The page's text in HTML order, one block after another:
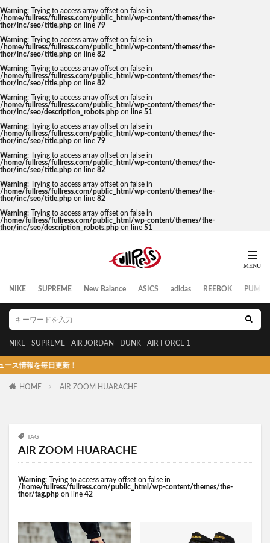
Warning: Trying to access array offset on false in
/home/fullress/fullress.com/public_html/wp-content/themes/the-
thor/inc/seo/title.php on line 79
Warning: Trying to access array offset on false in
/home/fullress/fullress.com/public_html/wp-content/themes/the-
thor/inc/seo/title.php on line 82
Warning: Trying to access array offset on false in
/home/fullress/fullress.com/public_html/wp-content/themes/the-
thor/inc/seo/title.php on line 82
Warning: Trying to access array offset on false in
/home/fullress/fullress.com/public_html/wp-content/themes/the-
thor/inc/seo/description_robots.php on line 51
Warning: Trying to access array offset on false in
/home/fullress/fullress.com/public_html/wp-content/themes/the-
thor/inc/seo/title.php on line 79
Warning: Trying to access array offset on false in
/home/fullress/fullress.com/public_html/wp-content/themes/the-
thor/inc/seo/title.php on line 82
Warning: Trying to access array offset on false in
/home/fullress/fullress.com/public_html/wp-content/themes/the-
thor/inc/seo/title.php on line 82
Warning: Trying to access array offset on false in
/home/fullress/fullress.com/public_html/wp-content/themes/the-
thor/inc/seo/description_robots.php on line 51
NIKE SUPREME New Balance ASICS adidas REEBOK PUMA
NIKE SUPREME AIR JORDAN DUNK AIR FORCE 1
を毎日更新！
HOME AIR ZOOM HUARACHE
TAG
AIR ZOOM HUARACHE
Warning: Trying to access array offset on false in
/home/fullress/fullress.com/public_html/wp-content/themes/the-
thor/tag.php on line 42